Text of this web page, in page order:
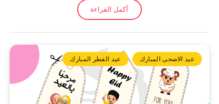
أكمل القراءة
عيد الاضحى المبارك عيد الفطر المبارك